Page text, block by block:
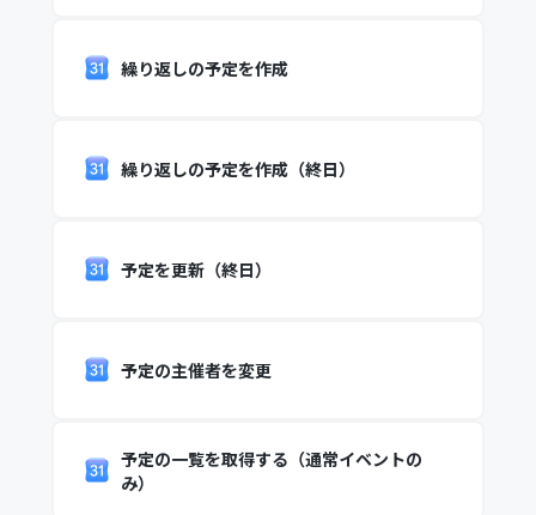
繰り返しの予定を作成
繰り返しの予定を作成（終日）
予定を更新（終日）
予定の主催者を変更
予定の一覧を取得する（通常イベントの
み）